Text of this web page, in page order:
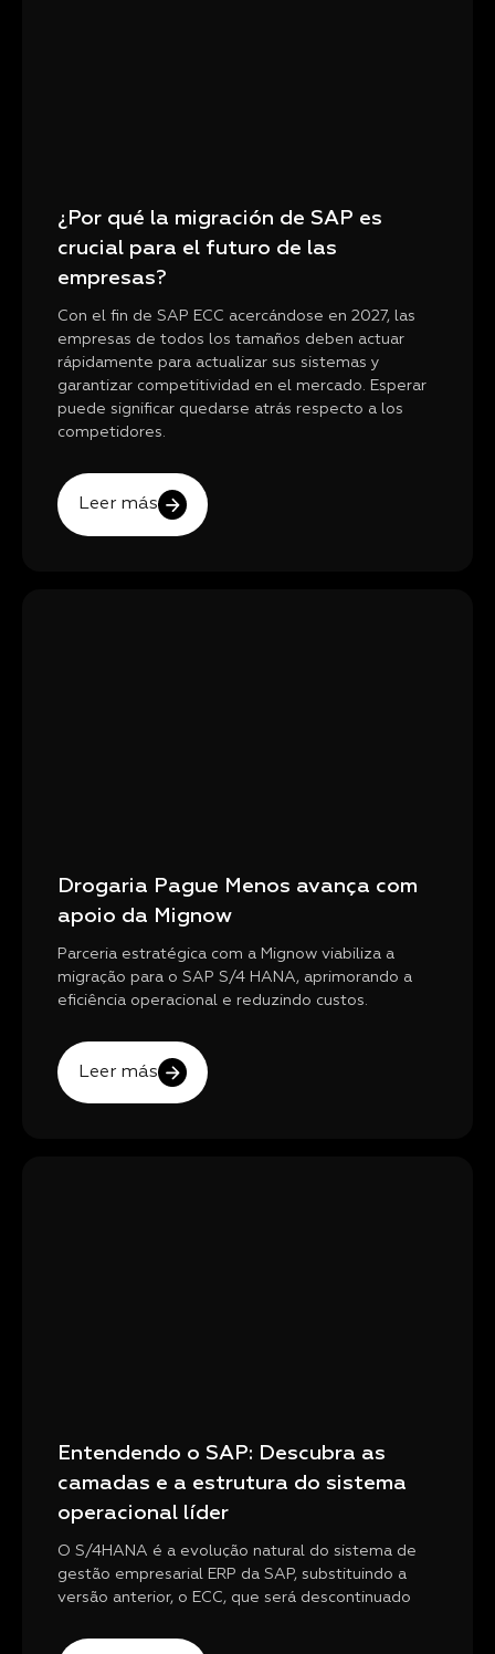
¿Por qué la migración de SAP es
crucial para el futuro de las
empresas?
Con el fin de SAP ECC acercándose en 2027, las
empresas de todos los tamaños deben actuar
rápidamente para actualizar sus sistemas y
garantizar competitividad en el mercado. Esperar
puede significar quedarse atrás respecto a los
competidores.
Leer más
Drogaria Pague Menos avança com
apoio da Mignow
Parceria estratégica com a Mignow viabiliza a
migração para o SAP S/4 HANA, aprimorando a
eficiência operacional e reduzindo custos.
Leer más
Entendendo o SAP: Descubra as
camadas e a estrutura do sistema
operacional líder
O S/4HANA é a evolução natural do sistema de
gestão empresarial ERP da SAP, substituindo a
versão anterior, o ECC, que será descontinuado